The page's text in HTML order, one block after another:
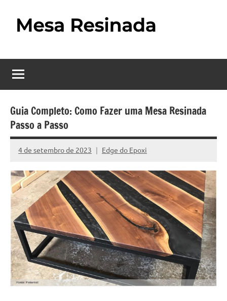
Resinada
–
Como
Fazer
uma
Mesa
Resinada
Passo
a
passo
o
fascinante
mesas
resinadas,
onde
elegância
madeira
se
encontra
com
a
criatividade
da
resina.
Explore
Guia Completo: Como Fazer uma Mesa Resinada
Passo a Passo
4 de setembro de 2023 Edge do Epoxi
Nenhum
Comentário